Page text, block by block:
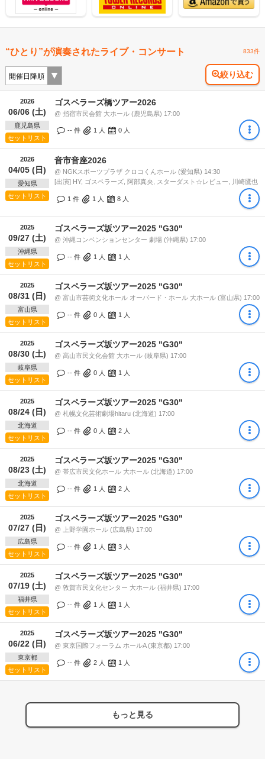
“ひとり”が演奏されたライブ・コンサート 833件
絞り込む
2026
06/06 (土)
鹿児島県
セットリスト
ゴスペラーズ橋ツアー2026
@ 指宿市民会館 大ホール (鹿児島県) 17:00
-- 件 1 人 0 人
2026
04/05 (日)
愛知県
セットリスト
音市音座2026
@ NGKスポーツプラザ クロコくんホール (愛知県) 14:30
[出演] HY, ゴスペラーズ, 阿部真央, スターダスト☆レビュー, 川崎鷹也
1 件 1 人 8 人
2025
09/27 (土)
沖縄県
セットリスト
ゴスペラーズ坂ツアー2025 "G30"
@ 沖縄コンベンションセンター 劇場 (沖縄県) 17:00
-- 件 1 人 1 人
2025
08/31 (日)
富山県
セットリスト
ゴスペラーズ坂ツアー2025 "G30"
@ 富山市芸術文化ホール オーバード・ホール 大ホール (富山県) 17:00
-- 件 0 人 1 人
2025
08/30 (土)
岐阜県
セットリスト
ゴスペラーズ坂ツアー2025 "G30"
@ 高山市民文化会館 大ホール (岐阜県) 17:00
-- 件 0 人 1 人
2025
08/24 (日)
北海道
セットリスト
ゴスペラーズ坂ツアー2025 "G30"
@ 札幌文化芸術劇場hitaru (北海道) 17:00
-- 件 0 人 2 人
2025
08/23 (土)
北海道
セットリスト
ゴスペラーズ坂ツアー2025 "G30"
@ 帯広市民文化ホール 大ホール (北海道) 17:00
-- 件 1 人 2 人
2025
07/27 (日)
広島県
セットリスト
ゴスペラーズ坂ツアー2025 "G30"
@ 上野学園ホール (広島県) 17:00
-- 件 1 人 3 人
2025
07/19 (土)
福井県
セットリスト
ゴスペラーズ坂ツアー2025 "G30"
@ 敦賀市民文化センター 大ホール (福井県) 17:00
-- 件 1 人 1 人
2025
06/22 (日)
東京都
セットリスト
ゴスペラーズ坂ツアー2025 "G30"
@ 東京国際フォーラム ホールA (東京都) 17:00
-- 件 2 人 1 人
もっと見る